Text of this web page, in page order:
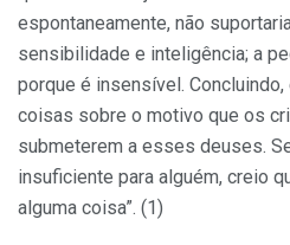
espontaneamente, não
sensibilidade e inteligência; a
porque é insensível.
coisas sobre o motivo que os
submeterem a esses deuses.
insuficiente para alguém, creio
alguma coisa”. (1)